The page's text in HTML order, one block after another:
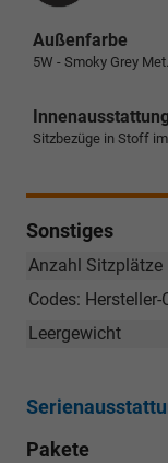
Außenfarbe
5W - Smoky Grey Met.
Innenausstattung
Sitzbezüge in Stoff
Sonstiges
Anzahl Sitzplätze
Codes: Hersteller-
Leergewicht
Pakete